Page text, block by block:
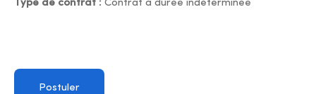
Type de contrat : Contrat à durée indéterminée
Postuler